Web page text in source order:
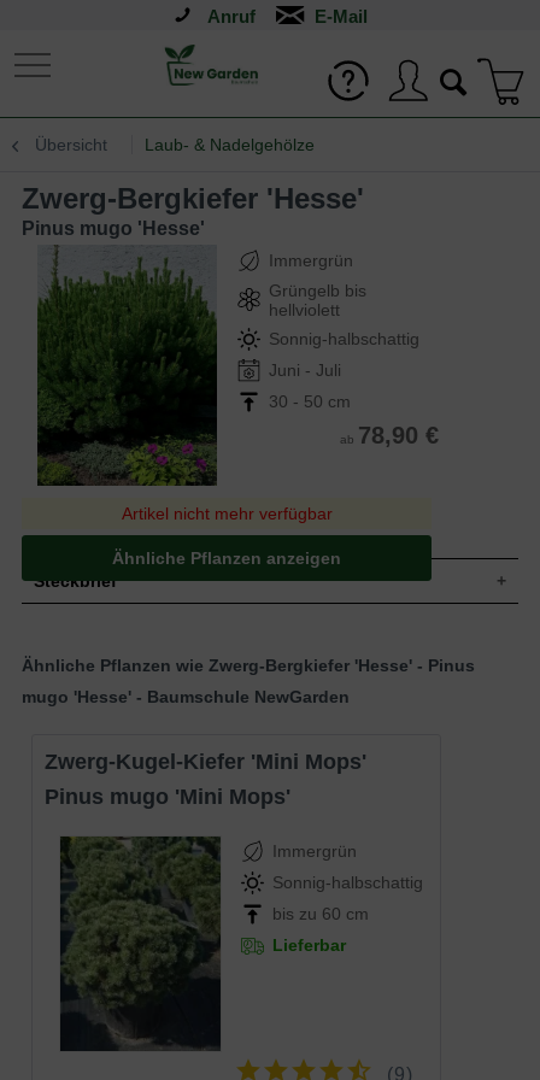
Anruf
Übersicht Laub- & Nadelgehölze
Zwerg-Bergkiefer 'Hesse'
Pinus mugo 'Hesse'
Immergrün
Grüngelb bis
hellviolett
Sonnig-halbschattig
Juni - Juli
30 - 50 cm
ab 78,90 €
Artikel nicht mehr verfügbar
Ähnliche Pflanzen anzeigen
Steckbrief
Wuchs
nach 10 Jahren ca. 30 cm hoch und 50
cm breit, im Alter bis 60 cm hoch und 150
cm breit
Immergrün, Nadeln, leicht gedreht, 2-
cm lang
Blüte
Grüngelb bis hellviolett
Blütezeit
Juni / Juli
Rinde
Graubraun
Wurzeln
Flachwurzler
Boden
Anspruchslos, trockene bis feuchte, gut
Standort
Die Pinus mugo 'Hesse' (Zwerg-
Bergkiefer 'Hesse') ist einewunderschöne
Ähnliche Pflanzen wie Zwerg-Bergkiefer 'Hesse' - Pinus
mugo 'Hesse' - Baumschule NewGarden
Zwerg-Kugel-Kiefer 'Mini Mops'
Pinus mugo 'Mini Mops'
Immergrün
Sonnig-halbschattig
bis zu 60 cm
Lieferbar
(9)